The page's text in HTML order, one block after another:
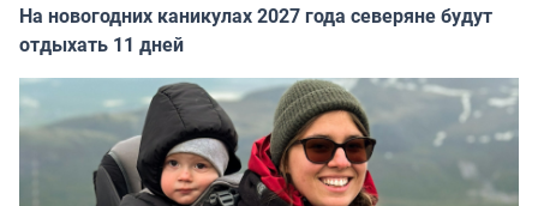
На новогодних каникулах 2027 года северяне будут
отдыхать 11 дней